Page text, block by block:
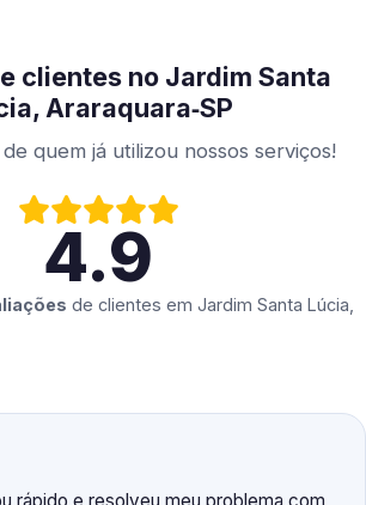
clientes no Jardim Santa
Araraquara‑SP
quem já utilizou nossos serviços!
4.9
de clientes em Jardim Santa Lúcia,